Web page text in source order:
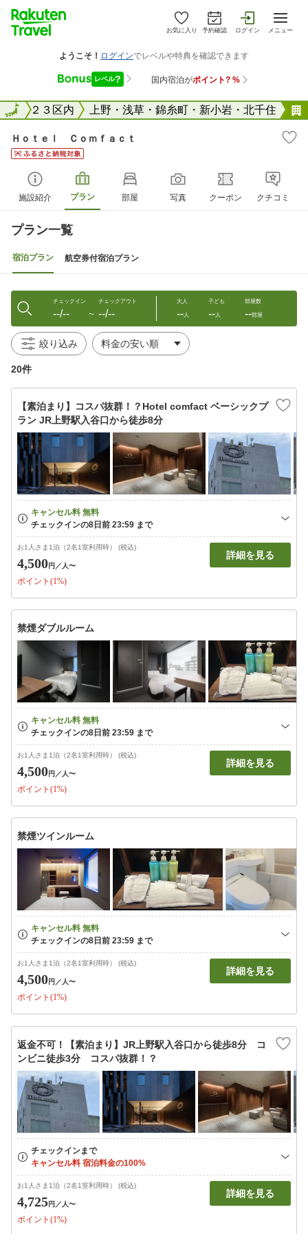
お気に入り 予約確認 ログイン メニュー
東京２３区内 上野・浅草・錦糸町・新小岩・北千住
全国
Ｈｏｔｅｌ Ｃｏｍｆａｃｔ
施設紹介 プラン 部屋 写真 クーポン クチコミ
プラン一覧
宿泊プラン 航空券付宿泊プラン
チェックイン
--/-- 〜
チェックアウト
--/--
大人
--人
子ども
--人
部屋数
--部屋
絞り込み
20件
【素泊まり】コスパ抜群！？Hotel comfact ベーシックプ
ラン JR上野駅入谷口から徒歩8分
お1人さま1泊（2名1室利用時） (税込)
4,500円 ／人〜
ポイント(1%)
詳細を見る
禁煙ダブルルーム
お1人さま1泊（2名1室利用時） (税込)
4,500円 ／人〜
ポイント(1%)
詳細を見る
禁煙ツインルーム
お1人さま1泊（2名1室利用時） (税込)
4,500円 ／人〜
ポイント(1%)
詳細を見る
返金不可！【素泊まり】JR上野駅入谷口から徒歩8分 コ
ンビニ徒歩3分 コスパ抜群！？
お1人さま1泊（2名1室利用時） (税込)
4,725円 ／人〜
ポイント(1%)
詳細を見る